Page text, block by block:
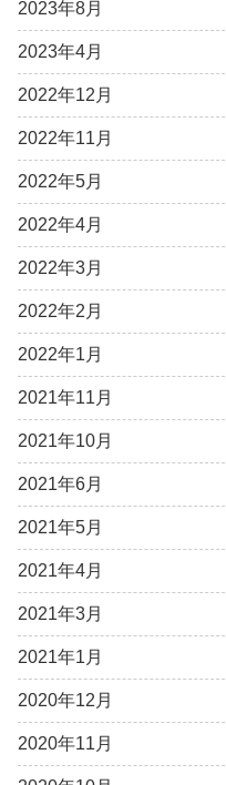
2023年8月
2023年4月
2022年12月
2022年11月
2022年5月
2022年4月
2022年3月
2022年2月
2022年1月
2021年11月
2021年10月
2021年6月
2021年5月
2021年4月
2021年3月
2021年1月
2020年12月
2020年11月